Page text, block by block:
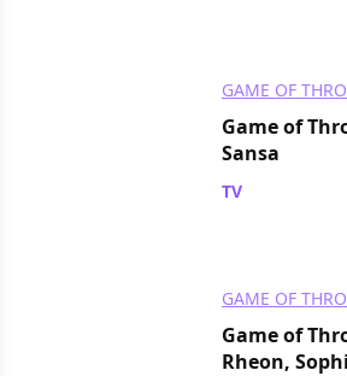
GAME OF
Game of
Sansa
TV
GAME OF
Game of
Rheon,